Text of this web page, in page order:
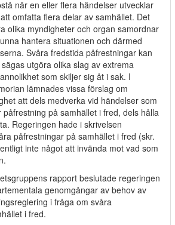
när en eller flera händelser utvecklar
omfatta flera delar av samhället. Det
olika myndigheter och organ samordnar
hantera situationen och därmed
Svåra fredstida påfrestningar kan
utgöra olika slag av extrema
som skiljer sig åt i sak. I
lämnades vissa förslag om
att dels medverka vid händelser som
på samhället i fred, dels hålla
Regeringen hade i skrivelsen
påfrestningar på samhället i fred (skr.
inte något att invända mot vad som
rapport beslutade regeringen
genomgångar av behov av
i fråga om svåra
i fred.